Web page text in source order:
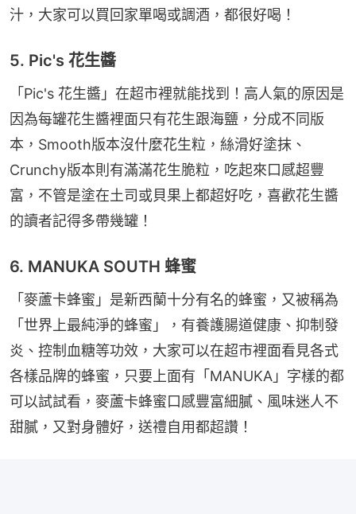
汁，大家可以買回家單喝或調酒，都很好喝！
5. Pic's 花生醬
「Pic's 花生醬」在超市裡就能找到！高人氣的原因是
因為每罐花生醬裡面只有花生跟海鹽，分成不同版
本，Smooth版本沒什麼花生粒，絲滑好塗抹、
Crunchy版本則有滿滿花生脆粒，吃起來口感超豐
富，不管是塗在土司或貝果上都超好吃，喜歡花生醬
的讀者記得多帶幾罐！
6. MANUKA SOUTH 蜂蜜
「麥蘆卡蜂蜜」是新西蘭十分有名的蜂蜜，又被稱為
「世界上最純淨的蜂蜜」，有養護腸道健康、抑制發
炎、控制血糖等功效，大家可以在超市裡面看見各式
各樣品牌的蜂蜜，只要上面有「MANUKA」字樣的都
可以試試看，麥蘆卡蜂蜜口感豐富細膩、風味迷人不
甜膩，又對身體好，送禮自用都超讚！